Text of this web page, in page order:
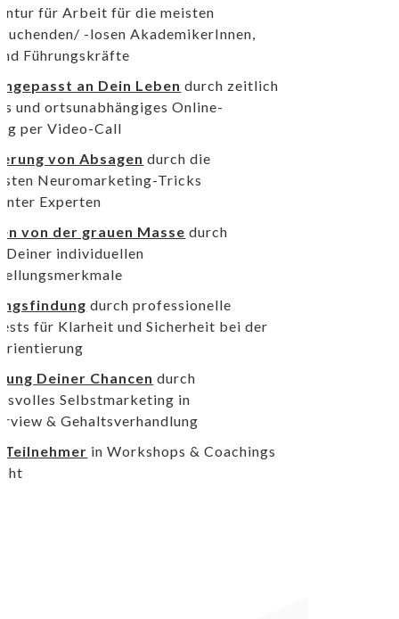
für Arbeit für die meisten
-losen AkademikerInnen,
Führungskräfte
an Dein Leben durch zeitlich
und ortsunabhängiges Online-
per Video-Call
von Absagen durch die
Neuromarketing-Tricks
Experten
von der grauen Masse durch
Deiner individuellen
durch professionelle
für Klarheit und Sicherheit bei der
Deiner Chancen durch
Selbstmarketing in
& Gehaltsverhandlung
Teilnehmer in Workshops & Coachings